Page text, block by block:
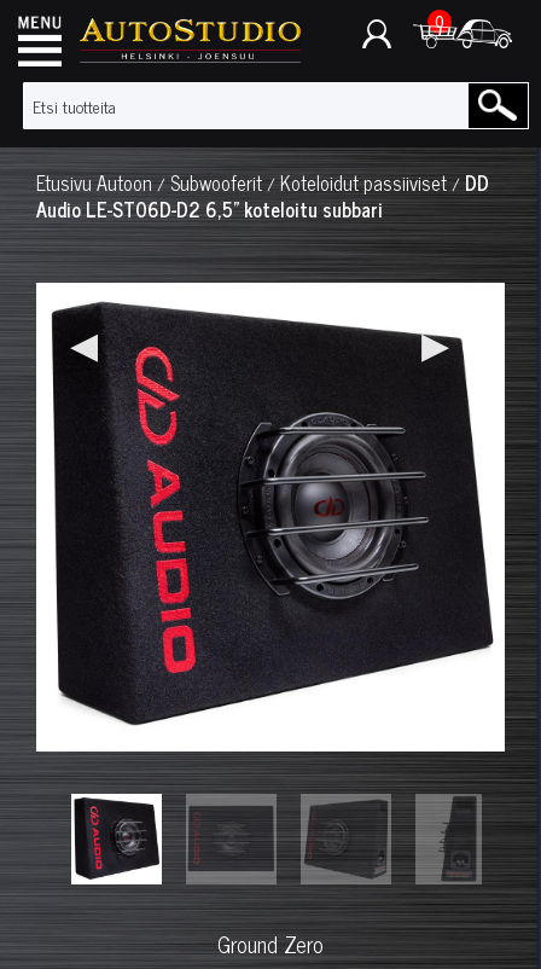
0
EtusivuAutoon/Subwooferit/Koteloidut passiiviset/ DD
Audio LE-ST06D-D2 6,5" koteloitu subbari
◀ ▶
Ground Zero